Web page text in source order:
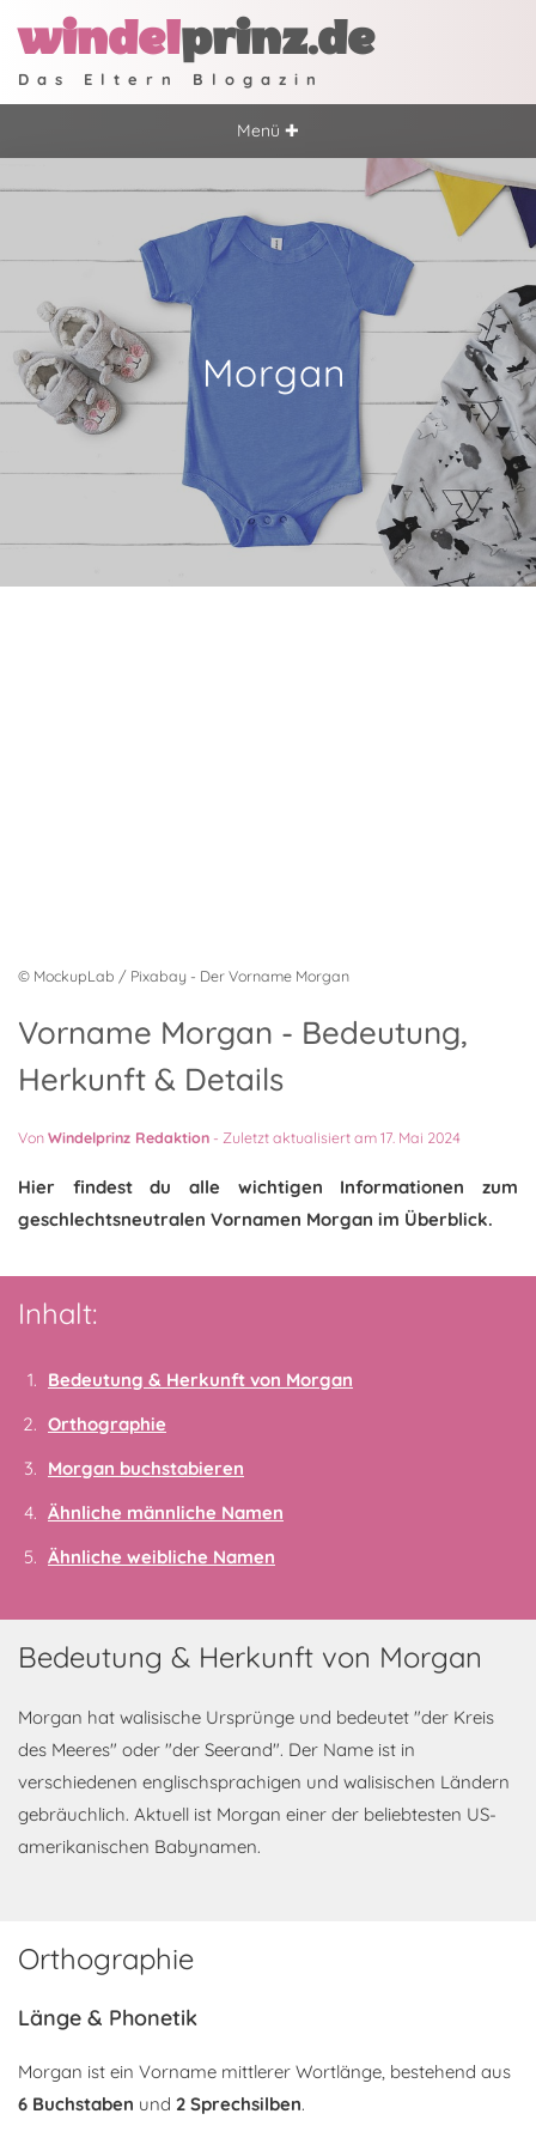
windelprinz.de
Das Eltern Blogazin
Menü ✚
Morgan
© MockupLab / Pixabay - Der Vorname Morgan
Vorname Morgan - Bedeutung,
Herkunft & Details
VonWindelprinz Redaktion - Zuletzt aktualisiert am 17. Mai 2024
Hier findest du alle wichtigen Informationen zum
geschlechtsneutralen Vornamen Morgan im Überblick.
Inhalt:
Bedeutung & Herkunft von Morgan
Orthographie
Morgan buchstabieren
Ähnliche männliche Namen
Ähnliche weibliche Namen
Bedeutung & Herkunft von Morgan
Morgan hat walisische Ursprünge und bedeutet "der Kreis
des Meeres" oder "der Seerand". Der Name ist in
verschiedenen englischsprachigen und walisischen Ländern
gebräuchlich. Aktuell ist Morgan einer der beliebtesten US-
amerikanischen Babynamen.
Orthographie
Länge & Phonetik
Morgan ist ein Vorname mittlerer Wortlänge, bestehend aus
6 Buchstaben und 2 Sprechsilben.